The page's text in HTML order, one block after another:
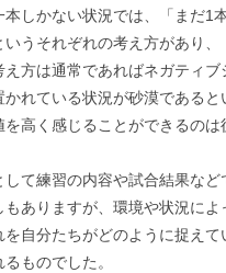
本しかない状況では、「まだ1
いうそれぞれの考え方があり
え方は通常であればネガティ
かれている状況が砂漠であると
を高く感じることができるのは
して練習の内容や試合結果など
もありますが、環境や状況によ
を自分たちがどのように捉えて
ものでした。